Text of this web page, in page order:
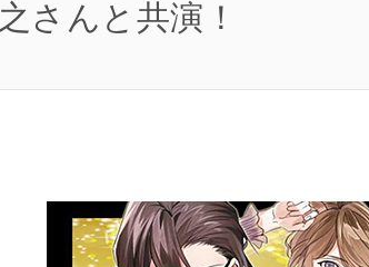
之さんと共演！